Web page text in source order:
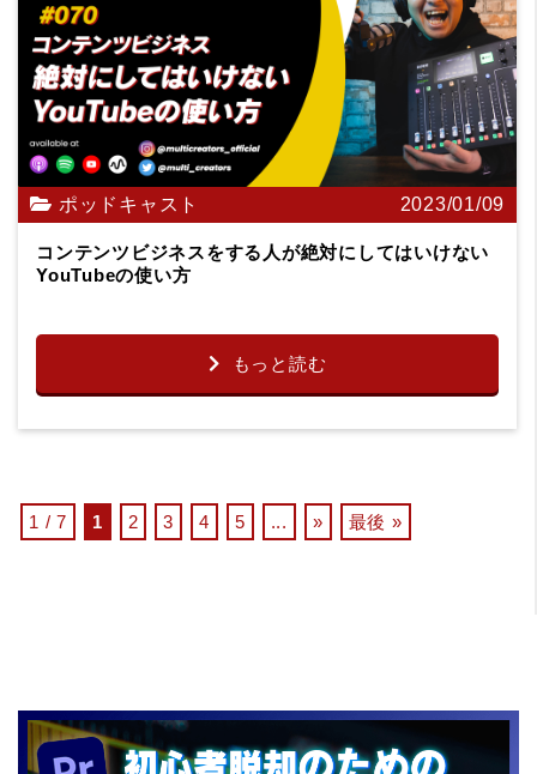
ポッドキャスト 2023/01/09
コンテンツビジネスをする人が絶対にしてはいけない
YouTubeの使い方
もっと読む
1 / 7 1 2 3 4 5 ... » 最後 »